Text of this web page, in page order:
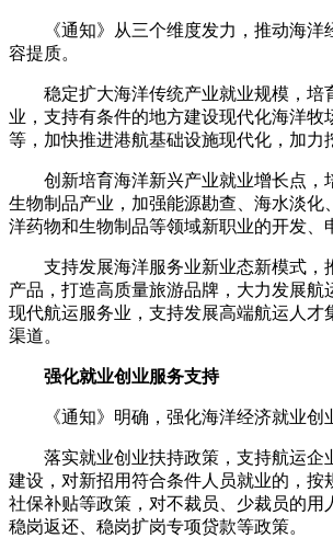
《通知》从三个维度发力，推动海洋
容提质。
稳定扩大海洋传统产业就业规模，培
业，支持有条件的地方建设现代化海洋牧
等，加快推进港航基础设施现代化，加力
创新培育海洋新兴产业就业增长点，
生物制品产业，加强能源勘查、海水淡化
洋药物和生物制品等领域新职业的开发、
支持发展海洋服务业新业态新模式，
产品，打造高质量旅游品牌，大力发展航
现代航运服务业，支持发展高端航运人才
渠道。
强化就业创业服务支持
《通知》明确，强化海洋经济就业创
落实就业创业扶持政策，支持航运企
建设，对新招用符合条件人员就业的，按
社保补贴等政策，对不裁员、少裁员的用
稳岗返还、稳岗扩岗专项贷款等政策。